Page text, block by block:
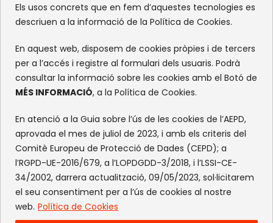
Els usos concrets que en fem d’aquestes tecnologies es
descriuen a la informació de la Política de Cookies.
En aquest web, disposem de cookies pròpies i de tercers
per a l’accés i registre al formulari dels usuaris. Podrà
consultar la informació sobre les cookies amb el Botó de
MÉS INFORMACIÓ, a la Política de Cookies.
En atenció a la Guia sobre l’ús de les cookies de l’AEPD,
aprovada el mes de juliol de 2023, i amb els criteris del
Comitè Europeu de Protecció de Dades (CEPD); a
l’RGPD-UE-2016/679, a l’LOPDGDD-3/2018, i l’LSSI-CE-
34/2002, darrera actualització, 09/05/2023, sol·licitarem
el seu consentiment per a l’ús de cookies al nostre
web. Política de Cookies
XARXES SOCIALS